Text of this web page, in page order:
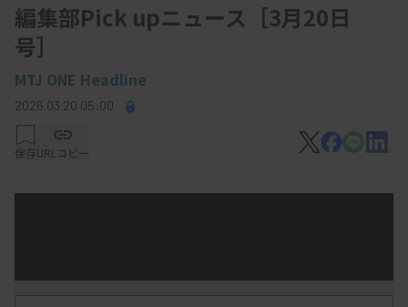
編集部Pick upニュース［3月20日
号］
MTJ ONE Headline
2026.03.20 05:00
保存URLコピー
の隙間時間にサッとチェックできます。リニューア